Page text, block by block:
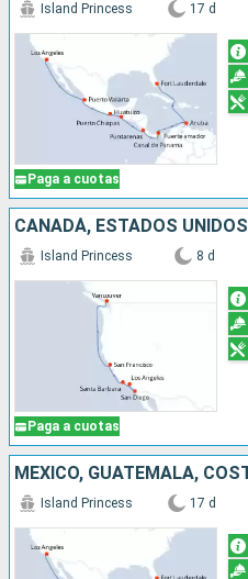
Paga a cuotas
Island Princess 17 d
CANADÁ, ESTADOS UNIDOS
Paga a cuotas
Island Princess 8 d
Island Princess 17 d